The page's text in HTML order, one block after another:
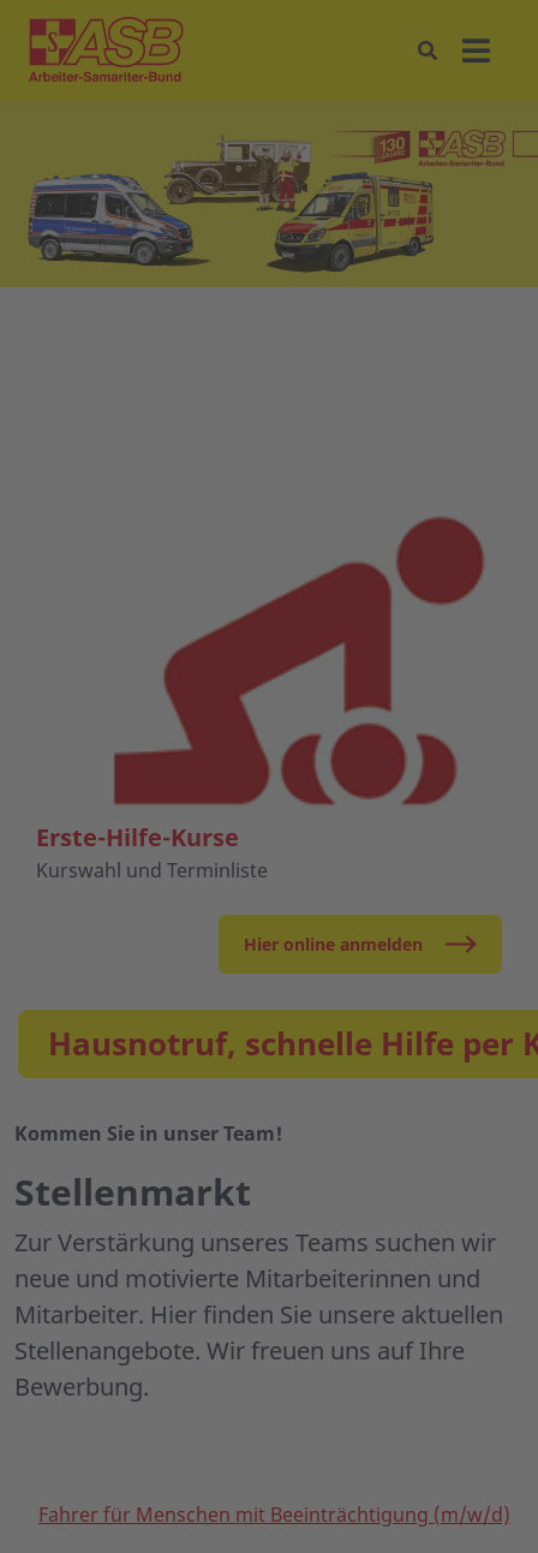
Erste-Hilfe-Kurse
Kurswahl und Terminliste
Hier online anmelden
Hausnotruf, schnelle Hilfe per
Kommen Sie in unser Team!
Stellenmarkt
Zur Verstärkung unseres Teams suchen wir
neue und mo­ti­vier­te Mitarbeiterinnen und
Mitarbeiter. Hier finden Sie unsere aktuellen
Stellenangebote. Wir freuen uns auf Ihre
Bewerbung.
Fahrer für Menschen mit Beeinträchtigung (m/w/d)